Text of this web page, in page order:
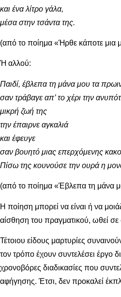
και ένα λίτρο γάλα,
μέσα στην τσάντα της.
(από το ποίημα «Ήρθε κάποτε μια
Ή αλλού:
Παιδί, έβλεπα τη μάνα μου τα
σαν τράβαγε απ’ το χέρι την
μικρή ζωή της
την έπαιρνε αγκαλιά
και έφευγε
σαν βουητό μιας επερχόμενης
Πίσω της κουνούσε την ουρά η
(από το ποίημα «Έβλεπα τη μάνα
Η ποίηση μπορεί να είναι ή να
αίσθηση του πραγματικού, ωθεί
Τέτοιου είδους μαρτυρίες
τον τρόπο έχουν συντελέσει έργο
χρονοβόρες διαδικασίες που
αφήγησης. Έτσι, δεν προκαλεί